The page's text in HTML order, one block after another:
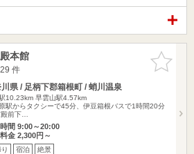
お気に入
りに追加
本館
件
県 / 足柄下郡箱根町 / 蛸川温泉
10.23km 早雲山駅4.57km
駅からタクシーで45分、伊豆箱根バスで1時間20分
前下…
間 9:00～20:00
金 2,300円～
宿泊 絶景